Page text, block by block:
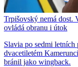
Trpišovský nemá dost.
ovládá obranu i útok
Slavia po sedmi
dvacetiletém
bránil jako wingback.